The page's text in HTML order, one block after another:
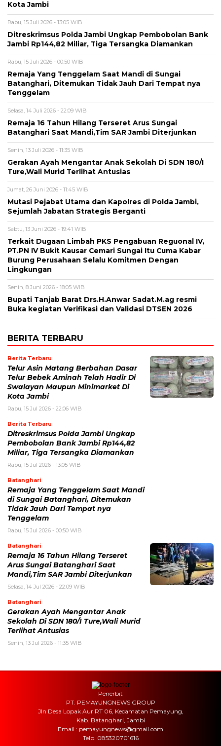
Kota Jambi
Rabu, 15 Juli 2026 - 13:05 WIB
Ditreskrimsus Polda Jambi Ungkap Pembobolan Bank
Jambi Rp144,82 Miliar, Tiga Tersangka Diamankan
Rabu, 15 Juli 2026 - 00:50 WIB
Remaja Yang Tenggelam Saat Mandi di Sungai
Batanghari, Ditemukan Tidak Jauh Dari Tempat nya
Tenggelam
Selasa, 14 Juli 2026 - 22:09 WIB
Remaja 16 Tahun Hilang Terseret Arus Sungai
Batanghari Saat Mandi,Tim SAR Jambi Diterjunkan
Senin, 13 Juli 2026 - 11:35 WIB
Gerakan Ayah Mengantar Anak Sekolah Di SDN 180/I
Ture,Wali Murid Terlihat Antusias
Jumat, 26 Juni 2026 - 11:45 WIB
Mutasi Pejabat Utama dan Kapolres di Polda Jambi,
Sejumlah Jabatan Strategis Berganti
Sabtu, 13 Juni 2026 - 19:41 WIB
Terkait Dugaan Limbah PKS Pengabuan Reguonal IV,
PT.PN IV Bukit Kausar Cemari Sungai Itu Cuma Kabar
Burung Perusahaan Selalu Komitmen Dengan
Lingkungan
Senin, 8 Juni 2026 - 18:05 WIB
Bupati Tanjab Barat Drs.H.Anwar Sadat.M.ag resmi
Buka kegiatan Verifikasi dan Validasi DTSEN 2026
BERITA TERBARU
Berita Terbaru
Telur Asin Matang Berbahan Dasar
Telur Bebek Aminah Telah Hadir Di
Swalayan Maupun Minimarket Di
Kota Jambi
Rabu, 15 Jul 2026 - 22:06 WIB
Berita Terbaru
Ditreskrimsus Polda Jambi Ungkap
Pembobolan Bank Jambi Rp144,82
Miliar, Tiga Tersangka Diamankan
Rabu, 15 Jul 2026 - 13:05 WIB
Batanghari
Remaja Yang Tenggelam Saat Mandi
di Sungai Batanghari, Ditemukan
Tidak Jauh Dari Tempat nya
Tenggelam
Rabu, 15 Jul 2026 - 00:50 WIB
Batanghari
Remaja 16 Tahun Hilang Terseret
Arus Sungai Batanghari Saat
Mandi,Tim SAR Jambi Diterjunkan
Selasa, 14 Jul 2026 - 22:09 WIB
Batanghari
Gerakan Ayah Mengantar Anak
Sekolah Di SDN 180/I Ture,Wali Murid
Terlihat Antusias
Senin, 13 Jul 2026 - 11:35 WIB
Penerbit
PT. PEMAYUNGNEWS GROUP
Jln Desa Lopak Aur RT 06, Kecamatan Pemayung,
Kab. Batanghari, Jambi
Email : pemayungnews@gmail.com
Telp. 085320701616